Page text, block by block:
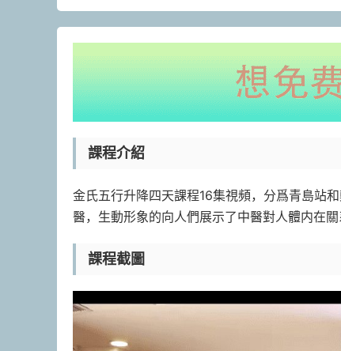
課程介紹
金氏五行升降四天課程16集視頻，分爲青島站
醫，生動形象的向人們展示了中醫對人體内在
課程截圖